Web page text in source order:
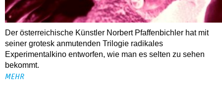
Der österreichische Künstler Norbert Pfaffenbichler hat mit
seiner grotesk anmutenden Trilogie radikales
Experimentalkino entworfen, wie man es selten zu sehen
bekommt.
MEHR